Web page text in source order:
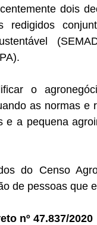
dois
redigidos
o
as normas
e a pequena
do Censo
de pessoas que
nº 47.837/2020